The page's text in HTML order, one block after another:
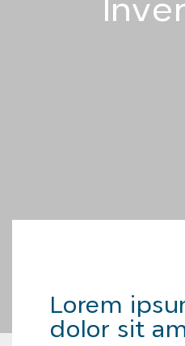
Lorem
dolor sit